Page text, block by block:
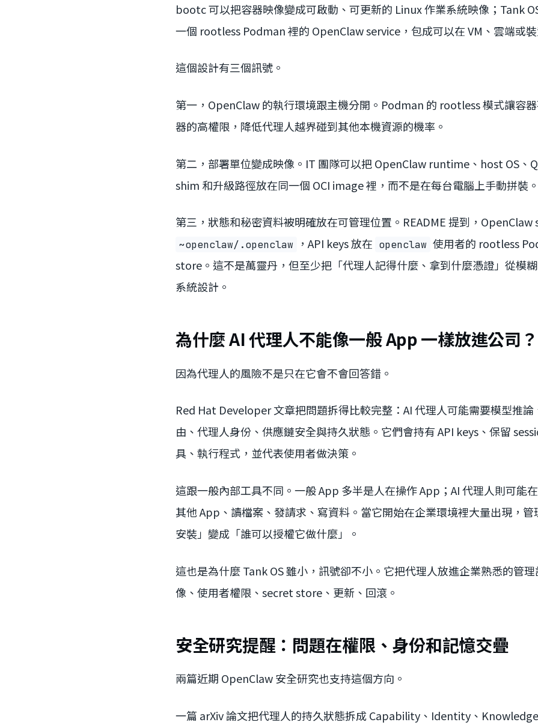
bootc 可以把容器映像變成可啟動、可更新的 Linux 作業系統映像；Tank
一個 rootless Podman 裡的 OpenClaw service，包成可以在 VM、雲端或
這個設計有三個訊號。
第一，OpenClaw 的執行環境跟主機分開。Podman 的 rootless 模式讓容
器的高權限，降低代理人越界碰到其他本機資源的機率。
第二，部署單位變成映像。IT 團隊可以把 OpenClaw runtime、host OS、
shim 和升級路徑放在同一個 OCI image 裡，而不是在每台電腦上手動拼裝。
第三，狀態和秘密資料被明確放在可管理位置。README 提到，OpenClaw
~openclaw/.openclaw ，API keys 放在 openclaw 使用者的 rootless
store。這不是萬靈丹，但至少把「代理人記得什麼、拿到什麼憑證」從模
系統設計。
為什麼 AI 代理人不能像一般 App 一樣放進公司？
因為代理人的風險不是只在它會不會回答錯。
Red Hat Developer 文章把問題拆得比較完整：AI 代理人可能需要模型推
由、代理人身份、供應鏈安全與持久狀態。它們會持有 API keys、保留
具、執行程式，並代表使用者做決策。
這跟一般內部工具不同。一般 App 多半是人在操作 App；AI 代理人則可能
其他 App、讀檔案、發請求、寫資料。當它開始在企業環境裡大量出現，管
安裝」變成「誰可以授權它做什麼」。
這也是為什麼 Tank OS 雖小，訊號卻不小。它把代理人放進企業熟悉的管
像、使用者權限、secret store、更新、回滾。
安全研究提醒：問題在權限、身份和記憶交疊
兩篇近期 OpenClaw 安全研究也支持這個方向。
一篇 arXiv 論文把代理人的持久狀態拆成 Capability、Identity、